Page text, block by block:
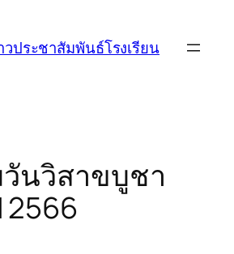
ประชาสัมพันธ์โรงเรียน
นวิสาขบูชา
2566